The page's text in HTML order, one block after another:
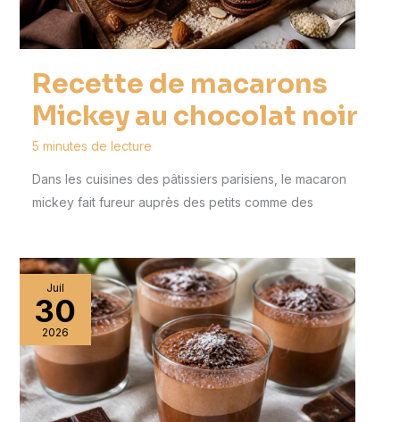
Recette de macarons
Mickey au chocolat noir
5 minutes de lecture
Dans les cuisines des pâtissiers parisiens, le macaron
mickey fait fureur auprès des petits comme des
Juil
30
2026